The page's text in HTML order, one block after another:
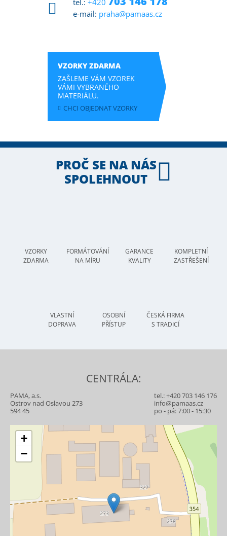
tel.: +420
e-mail: praha@pamaas.cz
VZORKY ZDARMA
ZAŠLEME VÁM VZOREK
VÁMI VYBRANÉHO
MATERIÁLU.
CHCI OBJEDNAT VZORKY
PROČ SE NA NÁS
SPOLEHNOUT
VZORKY
ZDARMA
FORMÁTOVÁNÍ
NA MÍRU
GARANCE
KVALITY
KOMPLETNÍ
ZASTŘEŠENÍ
VLASTNÍ
DOPRAVA
OSOBNÍ
PŘÍSTUP
ČESKÁ FIRMA
S TRADICÍ
CENTRÁLA:
PAMA, a.s.
Ostrov nad Oslavou 273
594 45
tel.:+420 703 146 176
info@pamaas.cz
po - pá: 7:00 - 15:30
+
−